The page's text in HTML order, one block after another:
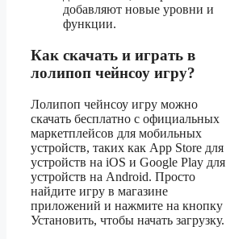
добавляют новые уровни и
функции.
Как скачать и играть в
лолипоп чейнсоу игру?
Лолипоп чейнсоу игру можно
скачать бесплатно с официальных
маркетплейсов для мобильных
устройств, таких как App Store для
устройств на iOS и Google Play для
устройств на Android. Просто
найдите игру в магазине
приложений и нажмите на кнопку
Установить, чтобы начать загрузку.